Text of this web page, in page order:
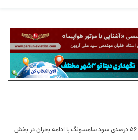
سقوط ۵۶ درصدی سود سامسونگ با ادامه بحران در بخش